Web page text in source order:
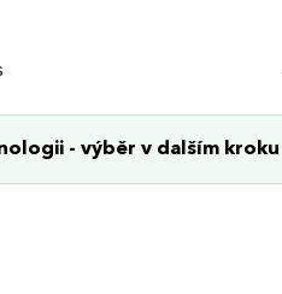
- výběr v dalším kroku